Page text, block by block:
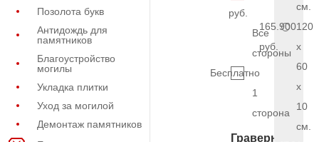
Позолота букв
Антидождь для
памятников
Благоустройство
могилы
Укладка плитки
Уход за могилой
Демонтаж памятников
руб.
Все
стороны
Бесплатно
1
сторона
Граверные
см.
165.900
руб.
120
x
60
x
10
см.